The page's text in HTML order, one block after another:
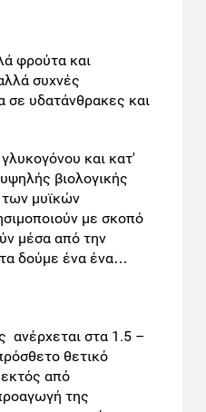
φρούτα και
συχνές
σε υδατάνθρακες και
και κατ'
βιολογικής
των μυϊκών
με σκοπό
μέσα από την
δούμε ένα ένα…
ανέρχεται στα 1.5 –
θετικό
από
της